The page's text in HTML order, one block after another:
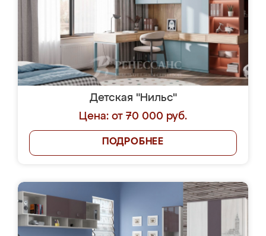
Детская "Нильс"
Цена: от 70 000 руб.
ПОДРОБНЕЕ